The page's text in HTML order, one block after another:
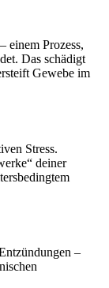
– einem Prozess,
Das schädigt
Gewebe im
Stress.
deiner
–